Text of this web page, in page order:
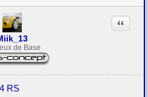
de Base
RS
Citation